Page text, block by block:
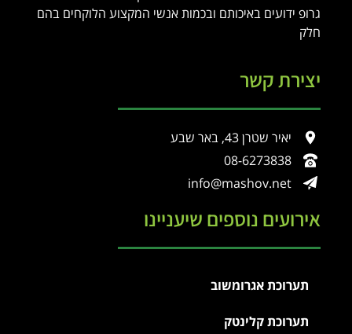
גרופ ידועים באיכותם ובכמות אנשי המקצוע הלוקחים בהם
חלק
יצירת קשר
יאיר שטרן 43, באר שבע
08-6273838
info@mashov.net
אירועים נוספים שיעניינו
תערוכת אגרומשוב
תערוכת קלינטק